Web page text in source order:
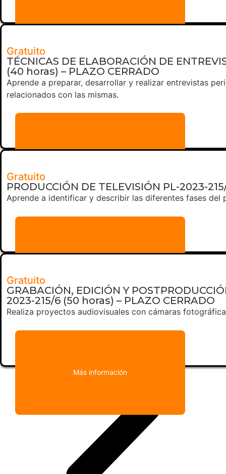
Gratuito
TÉCNICAS DE ELABORACIÓN DE
(40 horas) – PLAZO CERRADO
Aprende a preparar, desarrollar y realizar entrevistas
relacionados con las mismas.
Gratuito
PRODUCCIÓN DE TELEVISIÓN PL-2023-
Aprende a identificar y describir las diferentes fases del
Gratuito
GRABACIÓN, EDICIÓN Y
2023-215/6 (50 horas) – PLAZO CERRADO
Realiza proyectos audiovisuales con cámaras
Más información